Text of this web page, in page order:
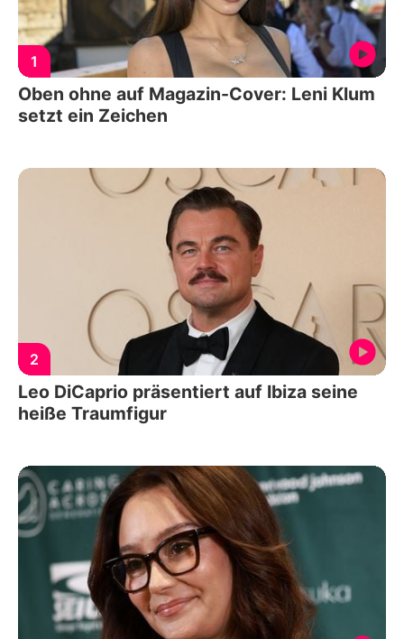
1
Oben ohne auf Magazin-Cover: Leni Klum
setzt ein Zeichen
2
Leo DiCaprio präsentiert auf Ibiza seine
heiße Traumfigur